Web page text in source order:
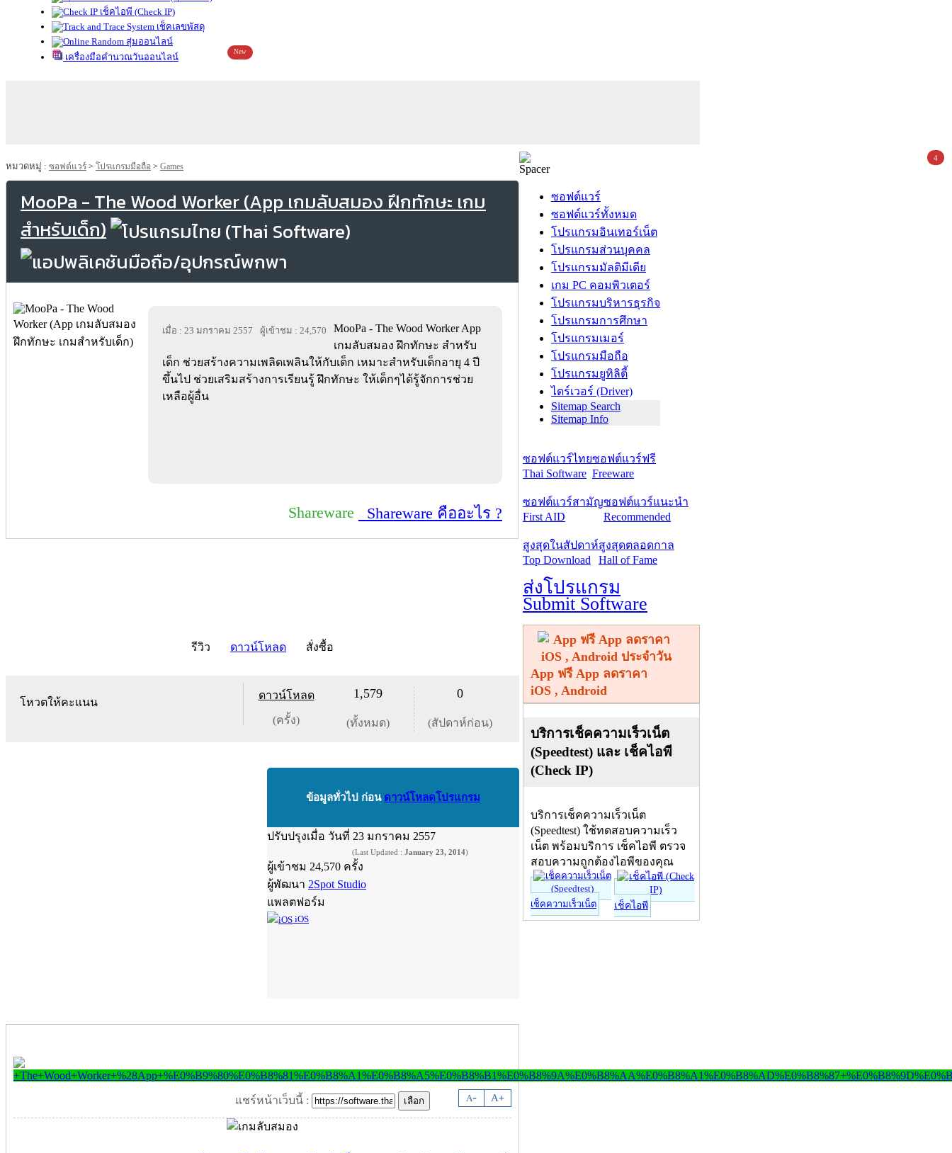
เช็คไอพี (Check IP)
เช็คเลขพัสดุ
สุ่มออนไลน์
เครื่องมือคำนวณวันออนไลน์
New
หมวดหมู่ : ซอฟต์แวร์ > โปรแกรมมือถือ > Games
MooPa - The Wood Worker (App เกมลับสมอง ฝึกทักษะ เกม
สำหรับเด็ก)
เมื่อ : 23 มกราคม 2557 ผู้เข้าชม : 24,570
MooPa - The Wood Worker App
เกมลับสมอง ฝึกทักษะ สำหรับ
เด็ก ช่วยสร้างความเพลิดเพลินให้กับเด็ก เหมาะสำหรับเด็กอายุ 4 ปี
ขึ้นไป ช่วยเสริมสร้างการเรียนรู้ ฝึกทักษะ ให้เด็กๆได้รู้จักการช่วย
เหลือผู้อื่น
Shareware Shareware คืออะไร ?
รีวิว ดาวน์โหลด สั่งซื้อ
โหวตให้คะแนน
ดาวน์โหลด
(ครั้ง)
1,579
(ทั้งหมด)
0
(สัปดาห์ก่อน)
ข้อมูลทั่วไป ก่อน ดาวน์โหลดโปรแกรม
ปรับปรุงเมื่อ วันที่ 23 มกราคม 2557
(Last Updated : January 23, 2014)
ผู้เข้าชม 24,570 ครั้ง
ผู้พัฒนา 2Spot Studio
แพลตฟอร์ม
iOS
A- A+
แชร์หน้าเว็บนี้ :
ซอฟต์แวร์
ซอฟต์แวร์ทั้งหมด
โปรแกรมอินเทอร์เน็ต
โปรแกรมส่วนบุคคล
โปรแกรมมัลติมีเดีย
เกม PC คอมพิวเตอร์
โปรแกรมบริหารธุรกิจ
โปรแกรมการศึกษา
โปรแกรมเมอร์
โปรแกรมมือถือ
โปรแกรมยูทิลิตี้
ไดร์เวอร์ (Driver)
Sitemap Search
Sitemap Info
ซอฟต์แวร์ไทย
Thai Software
ซอฟต์แวร์ฟรี
Freeware
ซอฟต์แวร์สามัญ
First AID
ซอฟต์แวร์แนะนำ
Recommended
สูงสุดในสัปดาห์
Top Download
สูงสุดตลอดกาล
Hall of Fame
ส่งโปรแกรม
Submit Software
App ฟรี App ลดราคา
iOS , Android
บริการเช็คความเร็วเน็ต
(Speedtest) และ เช็คไอพี
(Check IP)
บริการเช็คความเร็วเน็ต
(Speedtest) ใช้ทดสอบความเร็ว
เน็ต พร้อมบริการ เช็คไอพี ตรวจ
สอบความถูกต้องไอพีของคุณ
เช็คความเร็วเน็ต เช็คไอพี
4